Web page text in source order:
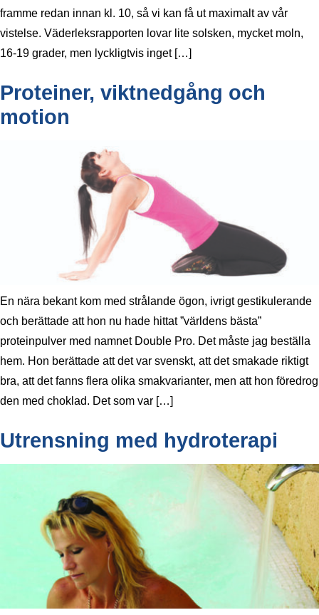
framme redan innan kl. 10, så vi kan få ut maximalt av vår
vistelse. Väderleksrapporten lovar lite solsken, mycket moln,
16-19 grader, men lyckligtvis inget […]
Proteiner, viktnedgång och
motion
En nära bekant kom med strålande ögon, ivrigt gestikulerande
och berättade att hon nu hade hittat ”världens bästa”
proteinpulver med namnet Double Pro. Det måste jag beställa
hem. Hon berättade att det var svenskt, att det smakade riktigt
bra, att det fanns flera olika smakvarianter, men att hon föredrog
den med choklad. Det som var […]
Utrensning med hydroterapi